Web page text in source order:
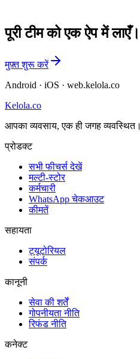
पूरी टीम को एक ऐप में लाएँ।
मुफ़्त शुरू करें
Android · iOS · web.kelola.co
Kelola.co
आपका व्यवसाय, एक ही जगह व्यवस्थित।
प्रोडक्ट
सभी फीचर्स देखें
मल्टी-स्टोर
कर्मचारी
WhatsApp चेकआउट
कीमतें
सहायता
ट्यूटोरियल
संपर्क
कानूनी
सेवा की शर्तें
गोपनीयता नीति
रिफंड नीति
कनेक्ट